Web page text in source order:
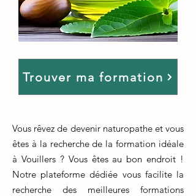
Trouver ma formation
Vous rêvez de devenir naturopathe et vous
êtes à la recherche de la formation idéale
à Vouillers ? Vous êtes au bon endroit !
Notre plateforme dédiée vous facilite la
recherche des meilleures formations